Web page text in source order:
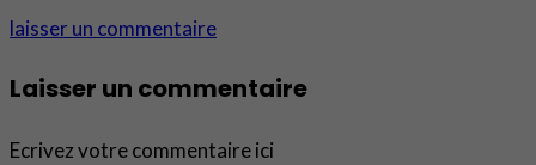
laisser un commentaire
Laisser un commentaire
Ecrivez votre commentaire ici